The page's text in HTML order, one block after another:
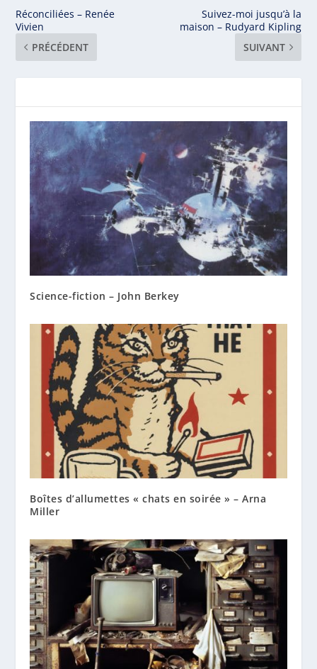
Réconciliées – Renée
Vivien
PRÉCÉDENT
Suivez-moi jusqu’à la
maison – Rudyard Kipling
SUIVANT
Science-fiction – John Berkey
Boîtes d’allumettes « chats en soirée » – Arna
Miller